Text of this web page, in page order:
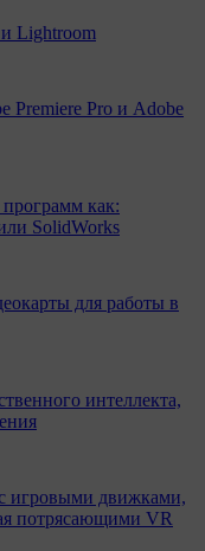
Lightroom
Premiere Pro и Adobe
как:
SolidWorks
для работы в
интеллекта,
игровыми движками,
потрясающими VR